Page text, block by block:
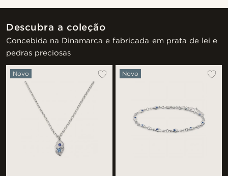
Descubra a coleção
Concebida na Dinamarca e fabricada em prata de lei e
pedras preciosas
Novo Novo